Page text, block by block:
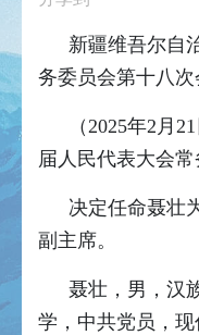
新疆维吾尔自
务委员会第十八
（2025年2月
届人民代表大会常
决定任命聂壮
副主席。
聂壮，男，汉
学，中共党员，